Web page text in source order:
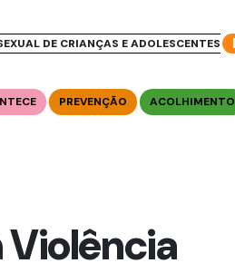
DE CRIANÇAS E ADOLESCENTES
PREVENÇÃO ACOLHIMENTO
Violência